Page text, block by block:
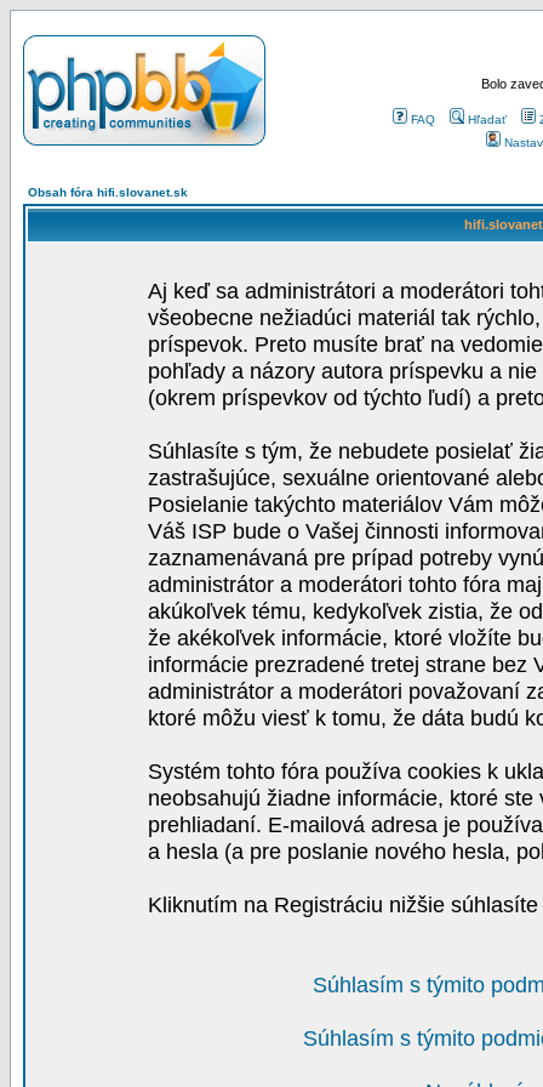
Bolo
FAQ Hľadať
Obsah fóra hifi.slovanet.sk
Aj keď sa administrátori a moderátori
všeobecne nežiadúci materiál tak
príspevok. Preto musíte brať na
pohľady a názory autora príspevku a
(okrem príspevkov od týchto ľudí) a
Súhlasíte s tým, že nebudete posielať
zastrašujúce, sexuálne orientované
Posielanie takýchto materiálov Vám
Váš ISP bude o Vašej činnosti
zaznamenávaná pre prípad potreby
administrátor a moderátori tohto fóra
akúkoľvek tému, kedykoľvek zistia, že
že akékoľvek informácie, ktoré vložíte
informácie prezradené tretej strane bez
administrátor a moderátori považovaní
ktoré môžu viesť k tomu, že dáta budú
Systém tohto fóra používa cookies k
neobsahujú žiadne informácie, ktoré
prehliadaní. E-mailová adresa je
a hesla (a pre poslanie nového hesla,
Kliknutím na Registráciu nižšie
Súhlasím s týmito
Súhlasím s týmito